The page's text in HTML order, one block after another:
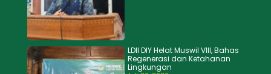
LDII DIY Helat Muswil VIII, Bahas
Regenerasi dan Ketahanan
Lingkungan